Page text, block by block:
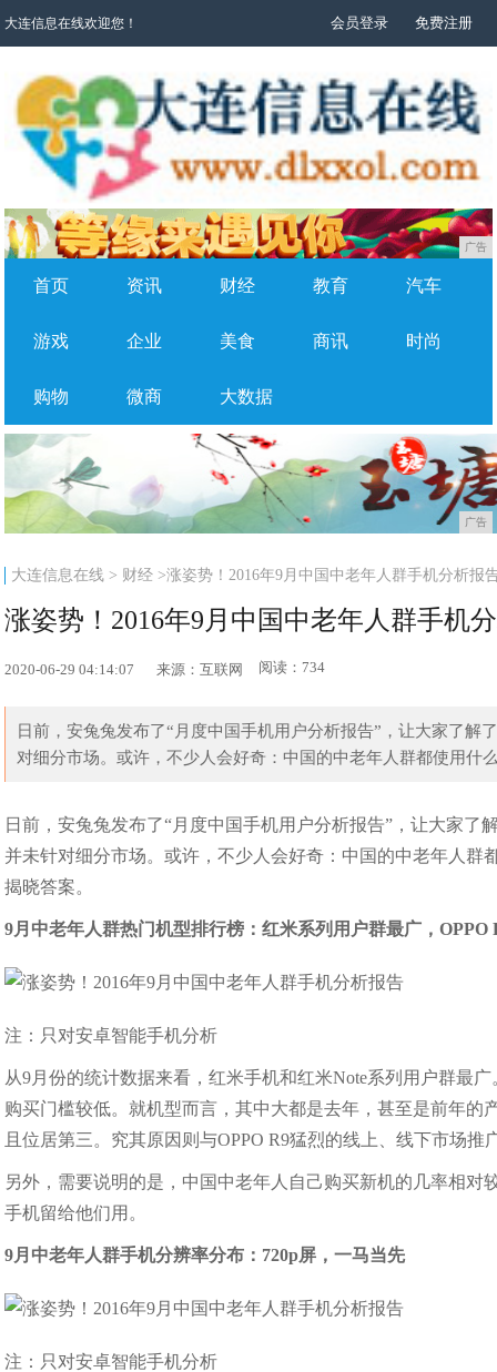
大连信息在线欢迎您！ 会员登录 免费注册
广告
首页 资讯 财经 教育 汽车
游戏 企业 美食 商讯 时尚
购物 微商 大数据
广告
大连信息在线 > 财经 >涨姿势！2016年9月中国中老年人群手机分析报
涨姿势！2016年9月中国中老年人群手机
2020-06-29 04:14:07 来源：互联网 阅读：734
日前，安兔兔发布了“月度中国手机用户分析报告”，让大家了
对细分市场。或许，不少人会好奇：中国的中老年人群都使用
日前，安兔兔发布了“月度中国手机用户分析报告”，让大家
并未针对细分市场。或许，不少人会好奇：中国的中老年人
揭晓答案。
9月中老年人群热门机型排行榜：红米系列用户群最广，OPPO
注：只对安卓智能手机分析
从9月份的统计数据来看，红米手机和红米Note系列用户群最
购买门槛较低。就机型而言，其中大都是去年，甚至是前年的
且位居第三。究其原因则与OPPO R9猛烈的线上、线下市场推
另外，需要说明的是，中国中老年人自己购买新机的几率相
手机留给他们用。
9月中老年人群手机分辨率分布：720p屏，一马当先
注：只对安卓智能手机分析